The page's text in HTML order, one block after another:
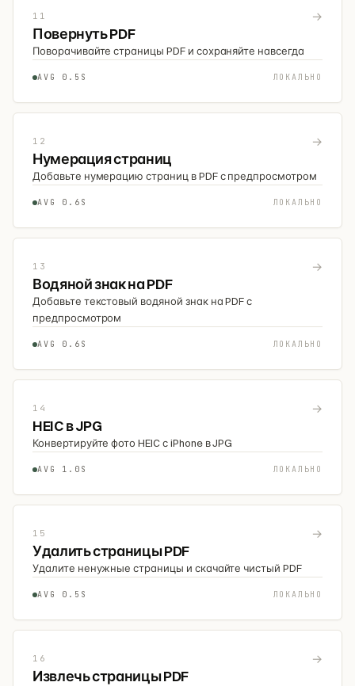
11 →
Повернуть PDF
Поворачивайте страницы PDF и сохраняйте навсегда
AVG 0.5S ЛОКАЛЬНО
12 →
Нумерация страниц
Добавьте нумерацию страниц в PDF с предпросмотром
AVG 0.6S ЛОКАЛЬНО
13 →
Водяной знак на PDF
Добавьте текстовый водяной знак на PDF с
предпросмотром
AVG 0.6S ЛОКАЛЬНО
14 →
HEIC в JPG
Конвертируйте фото HEIC с iPhone в JPG
AVG 1.0S ЛОКАЛЬНО
15 →
Удалить страницы PDF
Удалите ненужные страницы и скачайте чистый PDF
AVG 0.5S ЛОКАЛЬНО
16 →
Извлечь страницы PDF